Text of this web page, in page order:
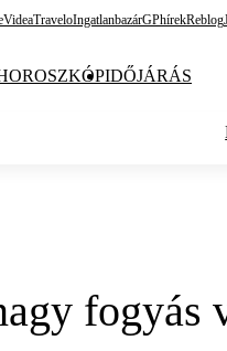
VideaTraveloIngatlanbazárGPhírekReblog
IDŐJÁRÁS
fogyás